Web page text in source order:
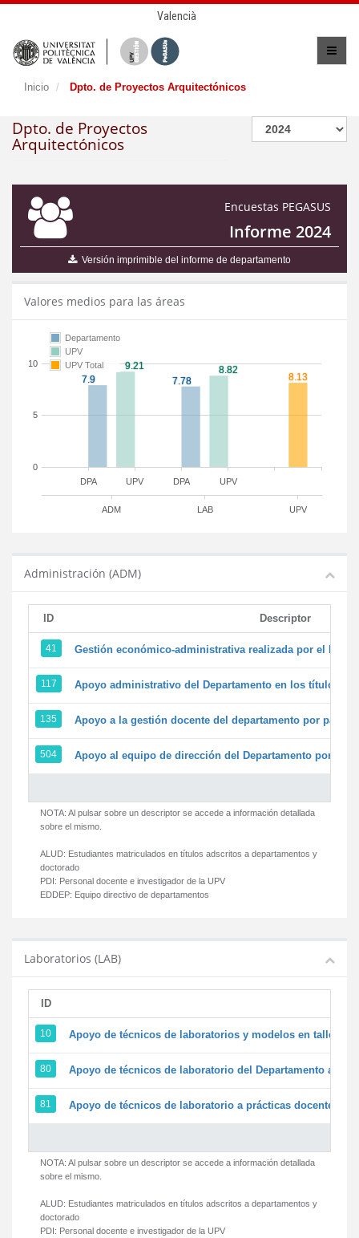
Valencià
Inicio Dpto. de Proyectos Arquitectónicos
Dpto. de Proyectos
Arquitectónicos
Encuestas PEGASUS
Informe 2024
Versión imprimible del informe de departamento
Valores medios para las áreas
DPA DPA
UPV UPV
ADM LAB UPV
0
5
10
Departamento
UPV
UPV Total
Administración (ADM)
ID Descriptor
41 Gestión económico-administrativa realizada por el
117 Apoyo administrativo del Departamento en los títulos de
135 Apoyo a la gestión docente del departamento por parte
504 Apoyo al equipo de dirección del Departamento por
NOTA: Al pulsar sobre un descriptor se accede a información detallada
sobre el mismo.
ALUD: Estudiantes matriculados en títulos adscritos a departamentos y
doctorado
PDI: Personal docente e investigador de la UPV
EDDEP: Equipo directivo de departamentos
Laboratorios (LAB)
ID
10 Apoyo de técnicos de laboratorios y modelos en
80 Apoyo de técnicos de laboratorio del Departamento a la
81 Apoyo de técnicos de laboratorio a prácticas docentes y
NOTA: Al pulsar sobre un descriptor se accede a información detallada
sobre el mismo.
ALUD: Estudiantes matriculados en títulos adscritos a departamentos y
doctorado
PDI: Personal docente e investigador de la UPV